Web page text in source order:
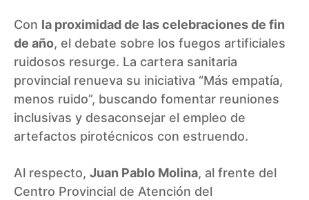
Con la proximidad de las celebraciones de fin
de año, el debate sobre los fuegos artificiales
ruidosos resurge. La cartera sanitaria
provincial renueva su iniciativa “Más empatía,
menos ruido”, buscando fomentar reuniones
inclusivas y desaconsejar el empleo de
artefactos pirotécnicos con estruendo.
Al respecto, Juan Pablo Molina, al frente del
Centro Provincial de Atención del